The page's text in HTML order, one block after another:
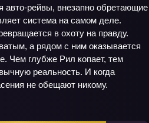
авто-рейвы, внезапно обретающие
система на самом деле.
в охоту на правду.
а рядом с ним оказывается
Чем глубже Рил копает, тем
реальность. И когда
не обещают никому.